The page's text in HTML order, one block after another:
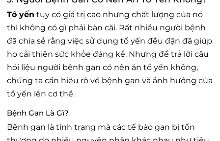
Tổ yến tuy có giá trị cao nhưng chất lượng của nó
thì không có gì phải bàn cãi. Rất nhiều người bệnh
đã chia sẻ rằng việc sử dụng tổ yến đều đặn đã giúp
họ cải thiện sức khỏe đáng kể. Nhưng để trả lời câu
hỏi liệu người bệnh gan có nên ăn tổ yến không,
chúng ta cần hiểu rõ về bệnh gan và ảnh hưởng của
tổ yến lên cơ thể.
Bệnh Gan Là Gì?
Bệnh gan là tình trạng mà các tế bào gan bị tổn